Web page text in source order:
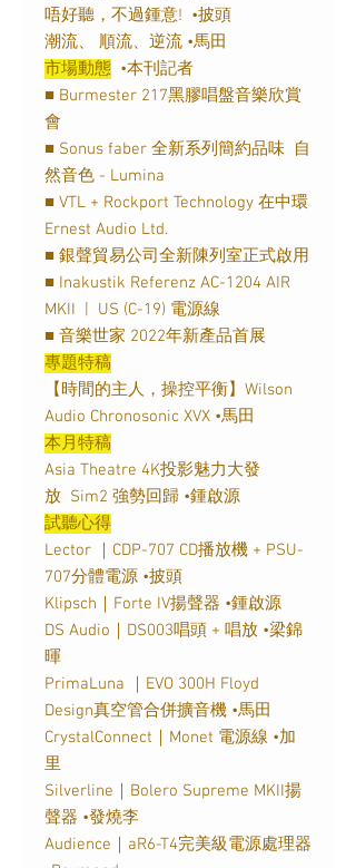
唔好聽，不過鍾意! •披頭
潮流、 順流、逆流 •馬田
市場動態 •本刊記者
■ Burmester 217黑膠唱盤音樂欣賞
會
■ Sonus faber 全新系列簡約品味 自
然音色 - Lumina
■ VTL + Rockport Technology 在中環
Ernest Audio Ltd.
■ 銀聲貿易公司全新陳列室正式啟用
■ Inakustik Referenz AC-1204 AIR
MKII | US (C-19) 電源線
■ 音樂世家 2022年新產品首展
專題特稿
【時間的主人，操控平衡】Wilson
Audio Chronosonic XVX •馬田
本月特稿
Asia Theatre 4K投影魅力大發
放 Sim2 強勢回歸 •鍾啟源
試聽心得
Lector ｜CDP-707 CD播放機 + PSU-
707分體電源 •披頭
Klipsch｜Forte IV揚聲器 •鍾啟源
DS Audio｜DS003唱頭 + 唱放 •梁錦
暉
PrimaLuna ｜EVO 300H Floyd
Design真空管合併擴音機 •馬田
CrystalConnect｜Monet 電源線 •加
里
Silverline｜Bolero Supreme MKII揚
聲器 •發燒李
Audience｜aR6-T4完美級電源處理器